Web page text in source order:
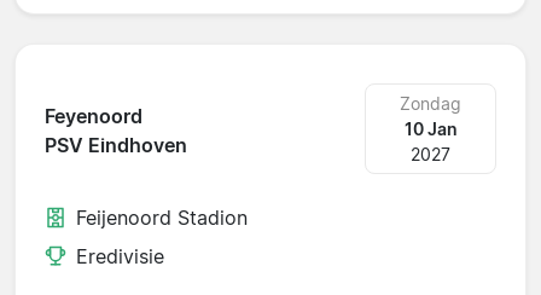
Feyenoord
PSV Eindhoven
Zondag
10 Jan
2027
Feijenoord Stadion
Eredivisie